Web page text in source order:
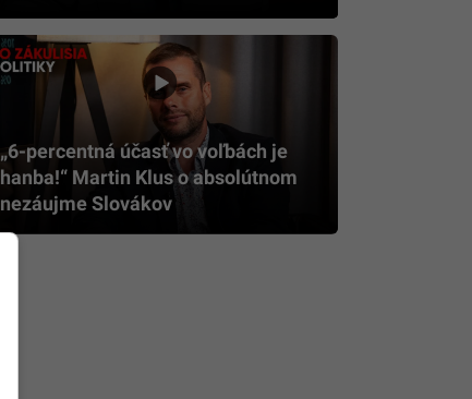
„6-percentná účasť vo voľbách je
hanba!“ Martin Klus o absolútnom
nezáujme Slovákov